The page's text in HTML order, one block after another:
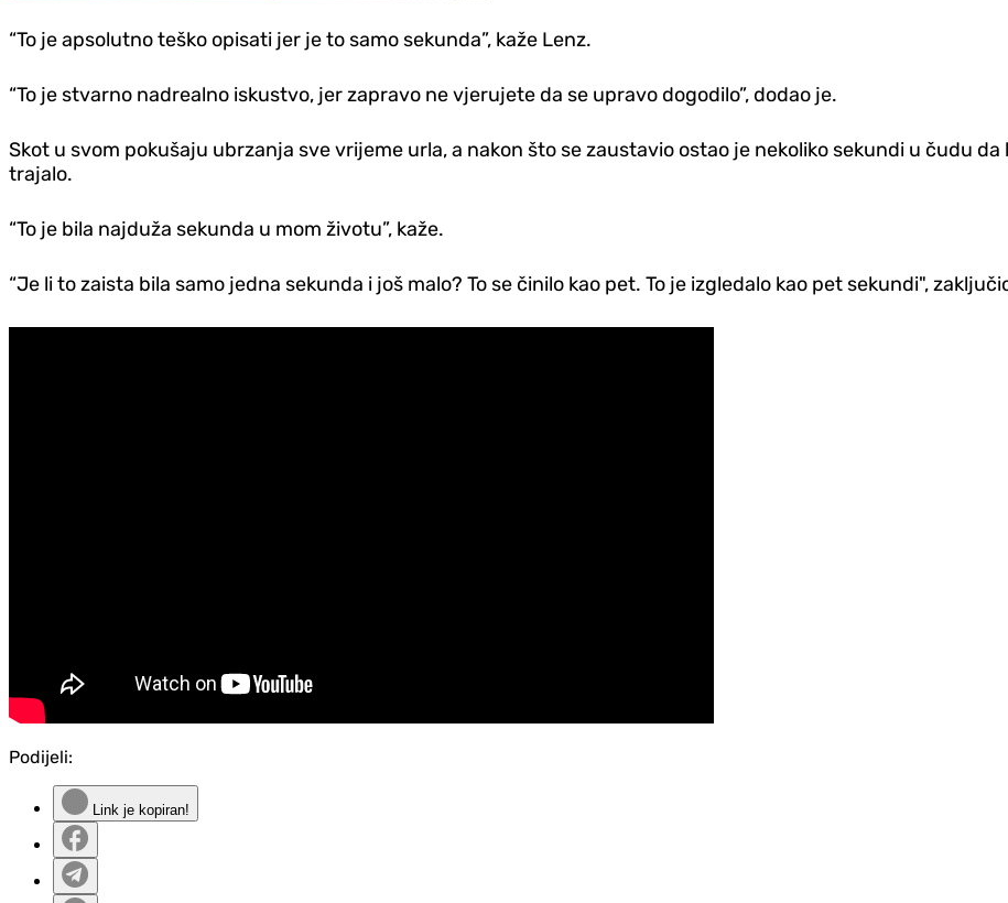
“To je apsolutno teško opisati jer je to samo sekunda”, kaže Lenz.
“To je stvarno nadrealno iskustvo, jer zapravo ne vjerujete da se upravo dogodilo”, dodao je.
Skot u svom pokušaju ubrzanja sve vrijeme urla, a nakon što se zaustavio ostao je nekoliko sekundi u čudu
trajalo.
“To je bila najduža sekunda u mom životu”, kaže.
“Je li to zaista bila samo jedna sekunda i još malo? To se činilo kao pet. To je izgledalo kao pet sekundi",
Podijeli:
Link je kopiran!